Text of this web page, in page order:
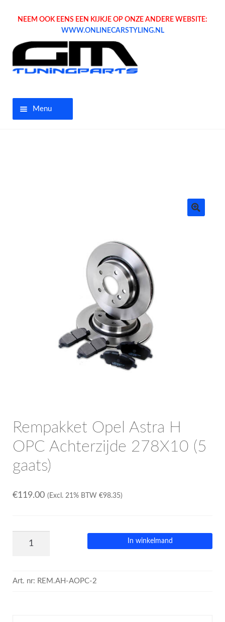
NEEM OOK EENS EEN KIJKJE OP ONZE ANDERE WEBSITE:
WWW.ONLINECARSTYLING.NL
Menu
Bedrijfswagen parts
Inloggen / Registreren
Rempakket Opel Astra H
OPC Achterzijde 278X10 (5
gaats)
€119.00 (Excl. 21% BTW €98.35)
In winkelmand
Art. nr: REM.AH-AOPC-2